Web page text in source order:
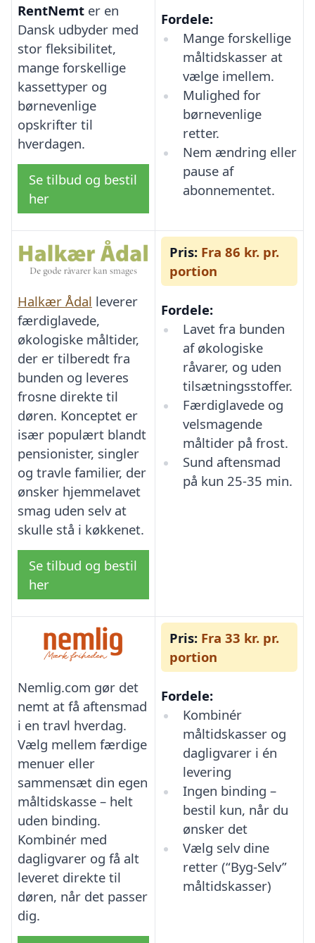
RentNemt er en
Dansk udbyder med
stor fleksibilitet,
mange forskellige
kassettyper og
børnevenlige
opskrifter til
hverdagen.
Se tilbud og bestil
her
Fordele:
Mange forskellige
måltidskasser at
vælge imellem.
Mulighed for
børnevenlige
retter.
Nem ændring eller
pause af
abonnementet.
Halkær Ådal leverer
færdiglavede,
økologiske måltider,
der er tilberedt fra
bunden og leveres
frosne direkte til
døren. Konceptet er
især populært blandt
pensionister, singler
og travle familier, der
ønsker hjemmelavet
smag uden selv at
skulle stå i køkkenet.
Se tilbud og bestil
her
Pris: Fra 86 kr. pr.
portion
Fordele:
Lavet fra bunden
af økologiske
råvarer, og uden
tilsætningsstoffer.
Færdiglavede og
velsmagende
måltider på frost.
Sund aftensmad
på kun 25-35 min.
Nemlig.com gør det
nemt at få aftensmad
i en travl hverdag.
Vælg mellem færdige
menuer eller
sammensæt din egen
måltidskasse – helt
uden binding.
Kombinér med
dagligvarer og få alt
leveret direkte til
døren, når det passer
dig.
Pris: Fra 33 kr. pr.
portion
Fordele:
Kombinér
måltidskasser og
dagligvarer i én
levering
Ingen binding –
bestil kun, når du
ønsker det
Vælg selv dine
retter (“Byg-Selv”
måltidskasser)